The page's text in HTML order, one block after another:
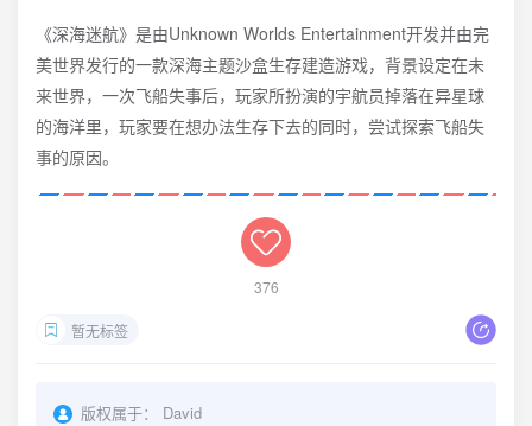
《深海迷航》是由Unknown Worlds Entertainment开发并由完
美世界发行的一款深海主题沙盒生存建造游戏，背景设定在未
来世界，一次飞船失事后，玩家所扮演的宇航员掉落在异星球
的海洋里，玩家要在想办法生存下去的同时，尝试探索飞船失
事的原因。
376
暂无标签
版权属于：
David